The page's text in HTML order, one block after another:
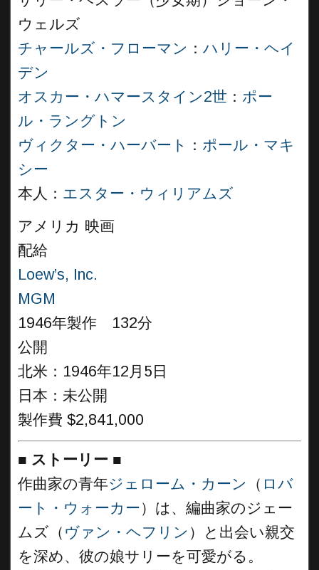
ウェルズ
チャールズ・フローマン ： ハリー・ヘイ
デン
オスカー・ハマースタイン2世 ： ポー
ル・ラングトン
ヴィクター・ハーバート
： ポール・マキ
シー
本人： エスター・ウィリアムズ
アメリカ 映画
配給
Loew’s, Inc.
MGM
1946年製作 132分
公開
北米：1946年12月5日
日本：未公開
製作費 $2,841,000
■ ストーリー ■
作曲家の青年ジェローム・カーン （ ロバ
ート・ウォーカー）は、編曲家のジェー
ムズ（ ヴァン・ヘフリン ）と出会い親交
を深め、彼の娘サリーを可愛がる。